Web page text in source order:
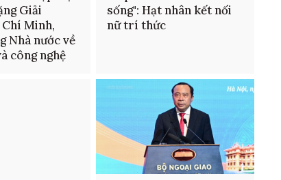
Giải
Minh,
Nhà nước về
công nghệ
sống": Hạt nhân kết nối
nữ trí thức